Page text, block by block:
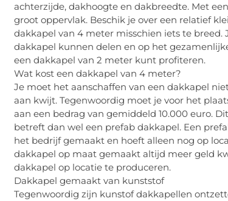
achterzijde, dakhoogte en dakbreedte. Met
groot oppervlak. Beschik je over een relatief
dakkapel van 4 meter misschien iets te
dakkapel kunnen delen en op het
een dakkapel van 2 meter kunt profiteren.
Wat kost een dakkapel van 4 meter?
Je moet het aanschaffen van een dakkapel
aan kwijt. Tegenwoordig moet je voor het
aan een bedrag van gemiddeld 10.000 euro.
betreft dan wel een prefab dakkapel. Een
het bedrijf gemaakt en hoeft alleen nog op
dakkapel op maat gemaakt altijd meer geld
dakkapel op locatie te produceren.
Dakkapel gemaakt van kunststof
Tegenwoordig zijn kunstof dakkapellen